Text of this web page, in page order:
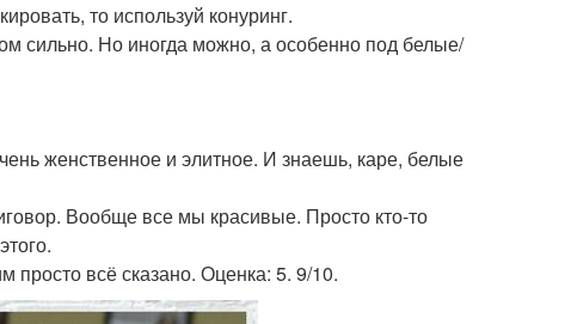
то используй конуринг.
сильно. Но иногда можно, а особенно под белые/
женственное и элитное. И знаешь, каре, белые
Вообще все мы красивые. Просто кто-то
просто всё сказано. Оценка: 5. 9/10.